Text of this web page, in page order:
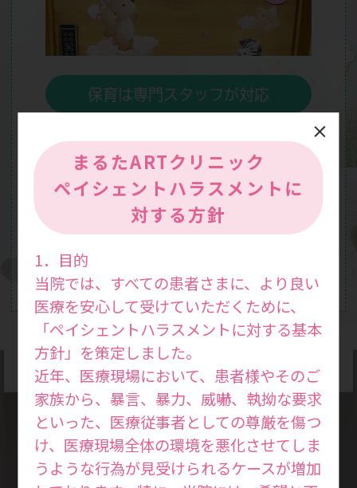
まるたARTクリニック
ペイシェントハラスメントに
対する方針
1．目的
当院では、すべての患者さまに、より良い
医療を安心して受けていただくために、
「ペイシェントハラスメントに対する基本
方針」を策定しました。
近年、医療現場において、患者様やそのご
家族から、暴言、暴力、威嚇、執拗な要求
といった、医療従事者としての尊厳を傷つ
け、医療現場全体の環境を悪化させてしま
うような行為が見受けられるケースが増加
保育は専門スタッフが対応
診療方針